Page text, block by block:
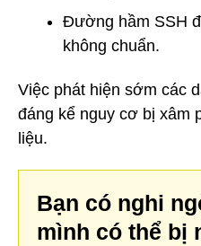
Đường hầm SSH
không chuẩn.
Việc phát hiện sớm các
đáng kể nguy cơ bị xâm
liệu.
Bạn có nghi
mình có thể bị